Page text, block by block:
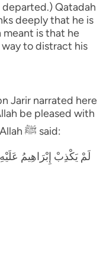
Qatadah
deeply that he is
meant is that he
to distract his
Jarir narrated here
be pleased with
him, stating that the Messenger of Allah ﷺ said: